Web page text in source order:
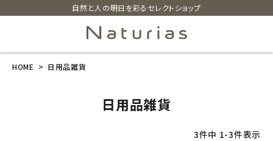
自然と人の明日を彩るセレクトショップ
HOME 日用品雑貨
日用品雑貨
3件中 1-3件表示